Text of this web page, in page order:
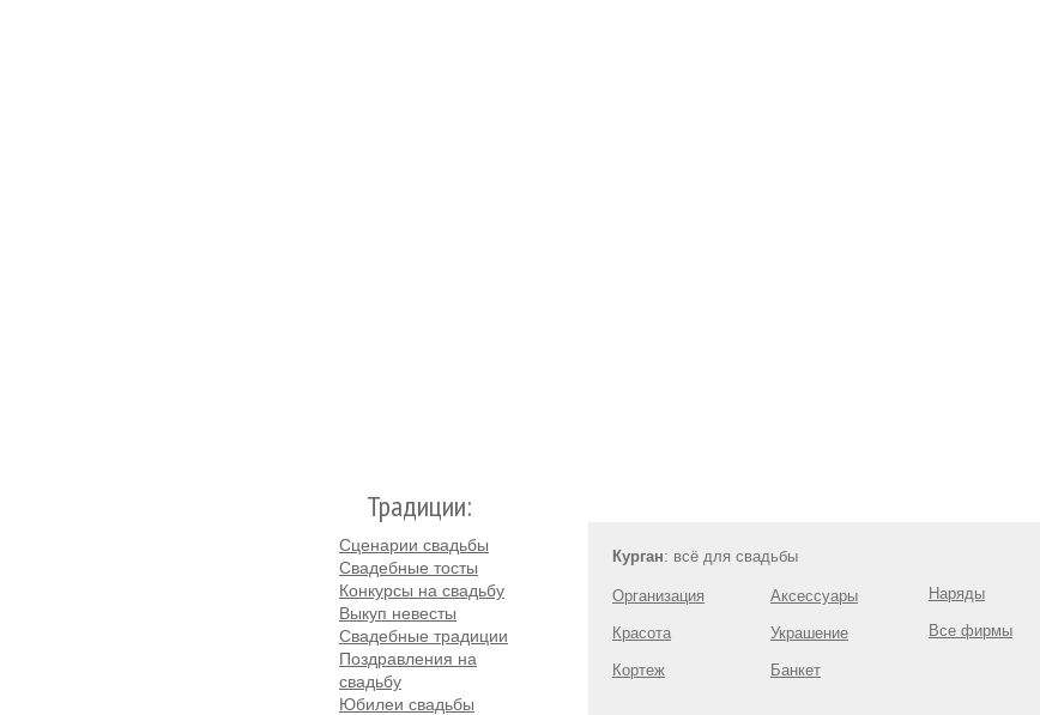
Традиции:
Сценарии свадьбы
Свадебные тосты
Конкурсы на свадьбу
Выкуп невесты
Свадебные традиции
Поздравления на
свадьбу
Юбилеи свадьбы
Курган: всё для свадьбы
Организация
Красота
Кортеж
Аксессуары
Украшение
Банкет
Наряды
Все фирмы